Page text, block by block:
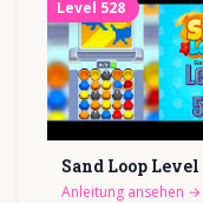
Level 528
Sand Loop Level
Anleitung ansehen →